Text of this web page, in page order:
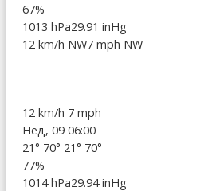
67%
1013 hPa29.91 inHg
12 km/h NW7 mph NW
12 km/h 7 mph
Нед, 09 06:00
21° 70° 21° 70°
77%
1014 hPa29.94 inHg